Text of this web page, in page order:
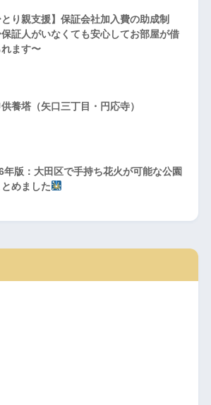
とり親支援】保証会社加入費の助成制
証人がいなくても安心してお部屋が借
れます〜
養塔（矢口三丁目・円応寺）
年版：大田区で手持ち花火が可能な公園
めました